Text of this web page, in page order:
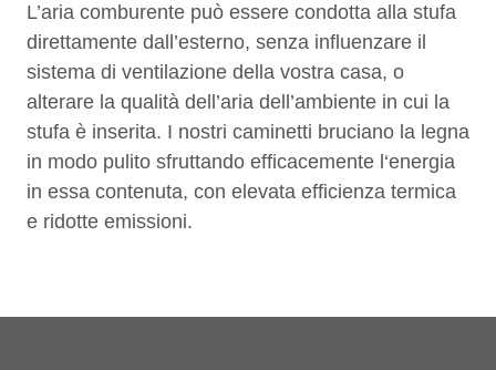
L’aria comburente può essere condotta alla stufa
direttamente dall’esterno, senza influenzare il
sistema di ventilazione della vostra casa, o
alterare la qualità dell’aria dell’ambiente in cui la
stufa è inserita. I nostri caminetti bruciano la legna
in modo pulito sfruttando efficacemente l‘energia
in essa contenuta, con elevata efficienza termica
e ridotte emissioni.